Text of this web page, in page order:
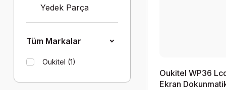
Yedek Parça
Tüm Markalar
Oukitel (1)
Oukitel WP36
Ekran